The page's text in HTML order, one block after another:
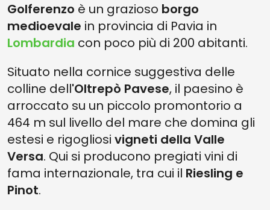
Golferenzo è un grazioso borgo
medioevale in provincia di Pavia in
Lombardia con poco più di 200 abitanti.
Situato nella cornice suggestiva delle
colline dell'Oltrepò Pavese, il paesino è
arroccato su un piccolo promontorio a
464 m sul livello del mare che domina gli
estesi e rigogliosi vigneti della Valle
Versa. Qui si producono pregiati vini di
fama internazionale, tra cui il Riesling e
Pinot.